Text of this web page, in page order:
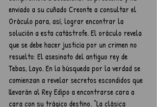
enviado a su cuñado Creonte a consultar el
Oráculo para, así, lograr encontrar la
solución a esta catástrofe. El oráculo revela
que se debe hacer justicia por un crimen no
resuelto: El asesinato del antiguo rey de
Tebas, Layo. En la búsqueda por la verdad se
comienzan a revelar secretos escondidos que
llevarán al Rey Edipo a encontrarse cara a
cara con su trágico destino. “La clásica